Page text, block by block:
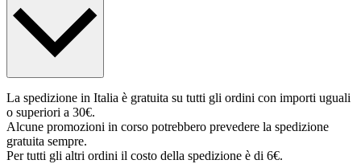
La spedizione in Italia è gratuita su tutti gli ordini con importi uguali
o superiori a 30€.
Alcune promozioni in corso potrebbero prevedere la spedizione
gratuita sempre.
Per tutti gli altri ordini il costo della spedizione è di 6€.